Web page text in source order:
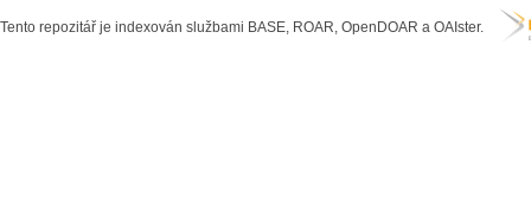
Tento repozitář je indexován službami BASE, ROAR, OpenDOAR a OAIster.